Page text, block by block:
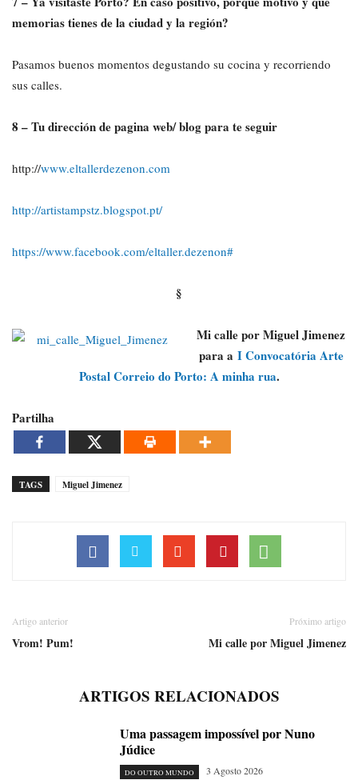
memorias tienes de la ciudad y la región?
Pasamos buenos momentos degustando su cocina y recorriendo
sus calles.
8 – Tu dirección de pagina web/ blog para te seguir
http://www.eltallerdezenon.com
http://artistampstz.blogspot.pt/
https://www.facebook.com/eltaller.dezenon#
§
Mi calle por Miguel Jimenez
para a I Convocatória Arte
Postal Correio do Porto: A minha rua.
Partilha
TAGS Miguel Jimenez
Artigo anterior
Vrom! Pum!
Próximo artigo
Mi calle por Miguel Jimenez
ARTIGOS RELACIONADOS
Uma passagem impossível por Nuno
Júdice
DO OUTRO MUNDO 3 Agosto 2026